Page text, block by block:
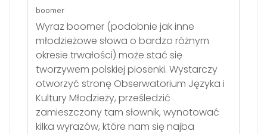
boomer
Wyraz boomer (podobnie jak inne
młodzieżowe słowa o bardzo różnym
okresie trwałości) może stać się
tworzywem polskiej piosenki. Wystarczy
otworzyć stronę Obserwatorium Języka i
Kultury Młodzieży, prześledzić
zamieszczony tam słownik, wynotować
kilka wyrazów, które nam się najba